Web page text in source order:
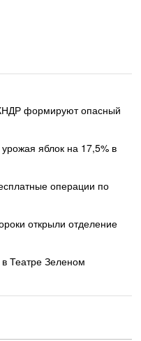
формируют опасный
яблок на 17,5% в
операции по
открыли отделение
Театре Зеленом